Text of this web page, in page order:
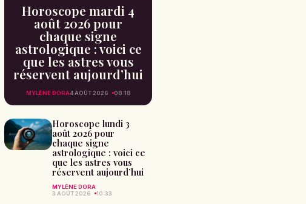
Horoscope mardi 4
août 2026 pour
chaque signe
astrologique : voici ce
que les astres vous
réservent aujourd’hui
MYLÈNE DORA4 AOÛT 2026 08:18
Horoscope lundi 3
août 2026 pour
chaque signe
astrologique : voici ce
que les astres vous
réservent aujourd’hui
MYLÈNE DORA
3 AOÛT 2026
10:33